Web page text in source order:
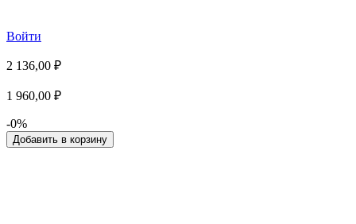
Войти
2 136,00 ₽
1 960,00 ₽
-0%
Добавить в корзину